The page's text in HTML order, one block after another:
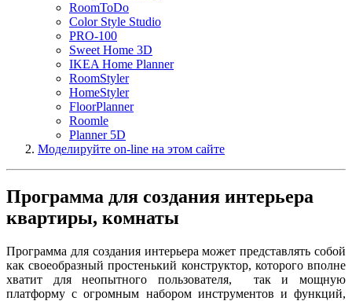
RoomToDo
Color Style Studio
PRO-100
Sweet Home 3D
IKEA Home Planner
RoomStyler
HomeStyler
FloorPlanner
Roomle
Planner 5D
Моделируйте on-line на этом сайте
Программа для создания интерьера
квартиры, комнаты
Программа для создания интерьера может представлять собой
как своеобразный простенький конструктор, которого вполне
хватит для неопытного пользователя, так и мощную
платформу с огромным набором инструментов и функций,